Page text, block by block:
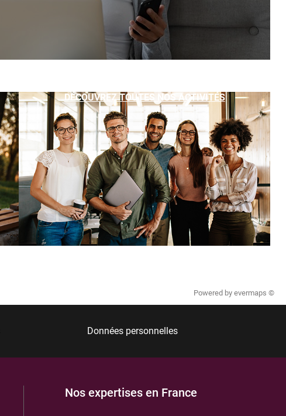
DÉCOUVREZ TOUTES NOS ACTIVITÉS
Powered by evermaps ©
Données personnelles
Nos expertises en France